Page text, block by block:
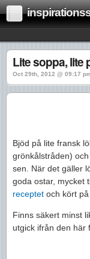
Lite soppa, lite
Oct 29th, 2012 @ 09:17
Bjöd på lite fransk
grönkålstråden)
sen. När det gäller
goda ostar, mycket
receptet och kört
Finns säkert minst
utgick ifrån den här